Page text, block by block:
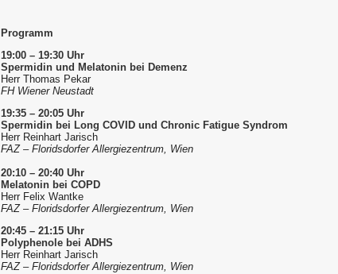
Programm
19:00 – 19:30 Uhr
Spermidin und Melatonin bei Demenz
Herr Thomas Pekar
FH Wiener Neustadt
19:35 – 20:05 Uhr
Spermidin bei Long COVID und Chronic Fatigue Syndrom
Herr Reinhart Jarisch
FAZ – Floridsdorfer Allergiezentrum, Wien
20:10 – 20:40 Uhr
Melatonin bei COPD
Herr Felix Wantke
FAZ – Floridsdorfer Allergiezentrum, Wien
20:45 – 21:15 Uhr
Polyphenole bei ADHS
Herr Reinhart Jarisch
FAZ – Floridsdorfer Allergiezentrum, Wien